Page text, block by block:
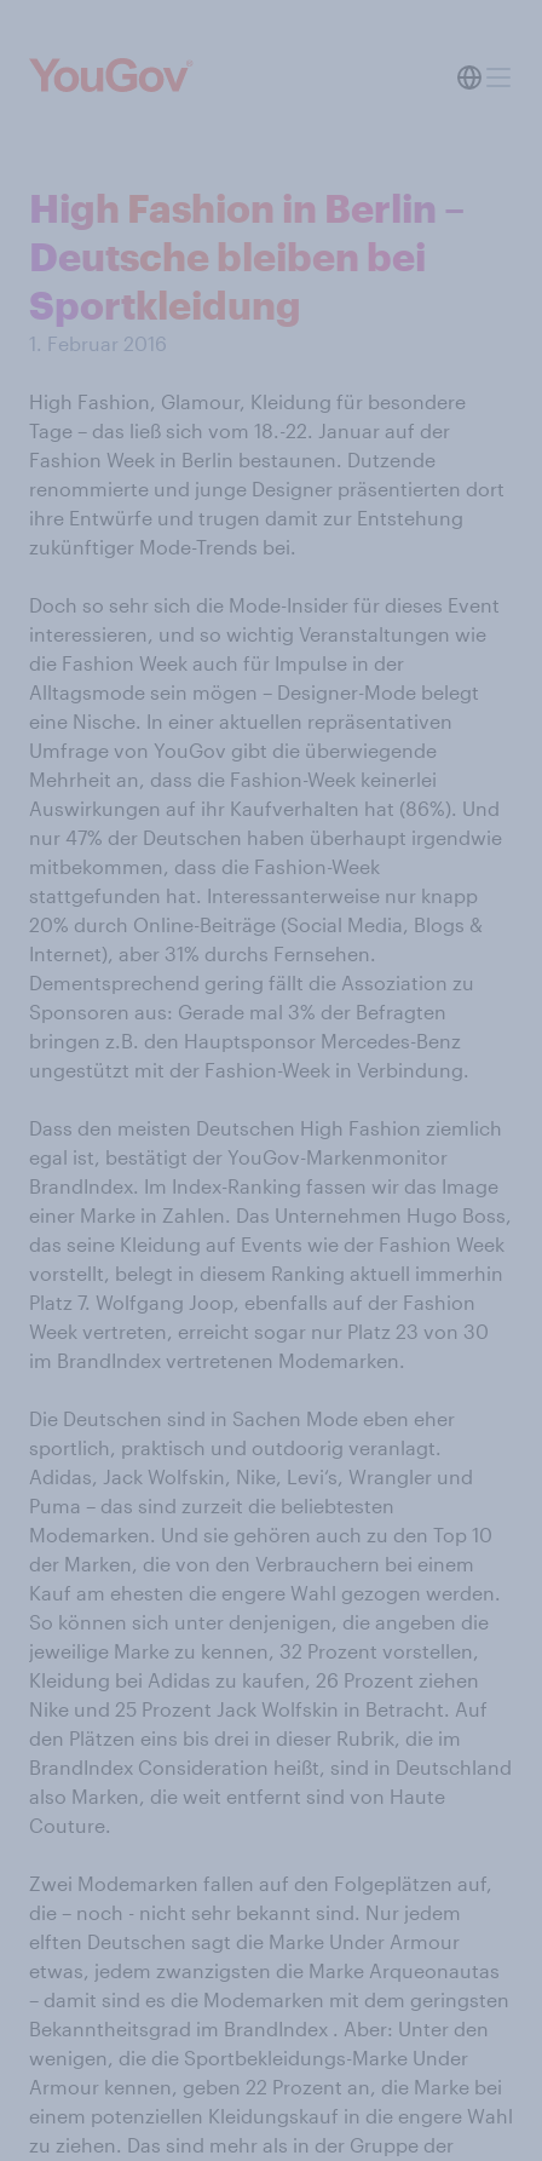
High Fashion in Berlin –
Deutsche bleiben bei
Sportkleidung
1. Februar 2016
High Fashion, Glamour, Kleidung für besondere
Tage – das ließ sich vom 18.-22. Januar auf der
Fashion Week in Berlin bestaunen. Dutzende
renommierte und junge Designer präsentierten dort
ihre Entwürfe und trugen damit zur Entstehung
zukünftiger Mode-Trends bei.
Doch so sehr sich die Mode-Insider für dieses Event
interessieren, und so wichtig Veranstaltungen wie
die Fashion Week auch für Impulse in der
Alltagsmode sein mögen – Designer-Mode belegt
eine Nische. In einer aktuellen repräsentativen
Umfrage von YouGov gibt die überwiegende
Mehrheit an, dass die Fashion-Week keinerlei
Auswirkungen auf ihr Kaufverhalten hat (86%). Und
nur 47% der Deutschen haben überhaupt irgendwie
mitbekommen, dass die Fashion-Week
stattgefunden hat. Interessanterweise nur knapp
20% durch Online-Beiträge (Social Media, Blogs &
Internet), aber 31% durchs Fernsehen.
Dementsprechend gering fällt die Assoziation zu
Sponsoren aus: Gerade mal 3% der Befragten
bringen z.B. den Hauptsponsor Mercedes-Benz
ungestützt mit der Fashion-Week in Verbindung.
Dass den meisten Deutschen High Fashion ziemlich
egal ist, bestätigt der YouGov-Markenmonitor
BrandIndex. Im Index-Ranking fassen wir das Image
einer Marke in Zahlen. Das Unternehmen Hugo Boss,
das seine Kleidung auf Events wie der Fashion Week
vorstellt, belegt in diesem Ranking aktuell immerhin
Platz 7. Wolfgang Joop, ebenfalls auf der Fashion
Week vertreten, erreicht sogar nur Platz 23 von 30
im BrandIndex vertretenen Modemarken.
Die Deutschen sind in Sachen Mode eben eher
sportlich, praktisch und outdoorig veranlagt.
Adidas, Jack Wolfskin, Nike, Levi‘s, Wrangler und
Puma – das sind zurzeit die beliebtesten
Modemarken. Und sie gehören auch zu den Top 10
der Marken, die von den Verbrauchern bei einem
Kauf am ehesten die engere Wahl gezogen werden.
So können sich unter denjenigen, die angeben die
jeweilige Marke zu kennen, 32 Prozent vorstellen,
Kleidung bei Adidas zu kaufen, 26 Prozent ziehen
Nike und 25 Prozent Jack Wolfskin in Betracht. Auf
den Plätzen eins bis drei in dieser Rubrik, die im
BrandIndex Consideration heißt, sind in Deutschland
also Marken, die weit entfernt sind von Haute
Couture.
Zwei Modemarken fallen auf den Folgeplätzen auf,
die – noch - nicht sehr bekannt sind. Nur jedem
elften Deutschen sagt die Marke Under Armour
etwas, jedem zwanzigsten die Marke Arqueonautas
– damit sind es die Modemarken mit dem geringsten
Bekanntheitsgrad im BrandIndex . Aber: Unter den
wenigen, die die Sportbekleidungs-Marke Under
Armour kennen, geben 22 Prozent an, die Marke bei
einem potenziellen Kleidungskauf in die engere Wahl
zu ziehen. Das sind mehr als in der Gruppe der